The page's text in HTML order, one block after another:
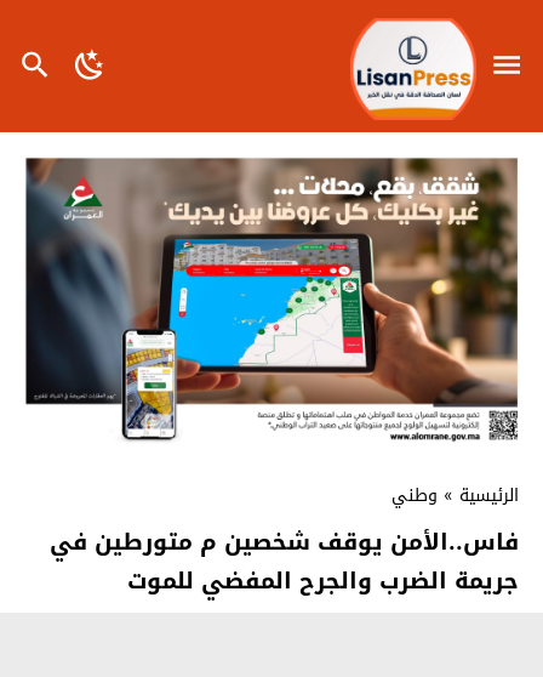
الرئيسية » وطني
فاس..الأمن يوقف شخصين م متورطين في
جريمة الضرب والجرح المفضي للموت